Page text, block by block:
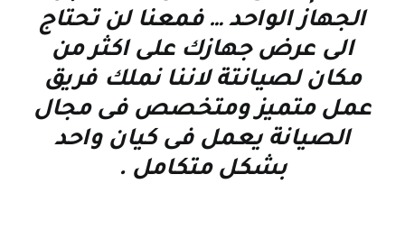
الجهاز الواحد … فمعنا لن تحتاج
الى عرض جهازك على اكثر من
مكان لصيانتة لاننا نملك فريق
عمل متميز ومتخصص فى مجال
الصيانة يعمل فى كيان واحد
بشكل متكامل .